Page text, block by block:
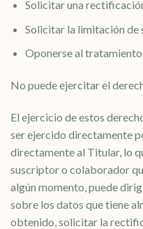
Solicitar una
Solicitar la limitación de
Oponerse al
No puede ejercitar el
El ejercicio de estos
ser ejercido directamente
directamente al Titular, lo
suscriptor o colaborador
algún momento, puede
sobre los datos que tiene
obtenido, solicitar la